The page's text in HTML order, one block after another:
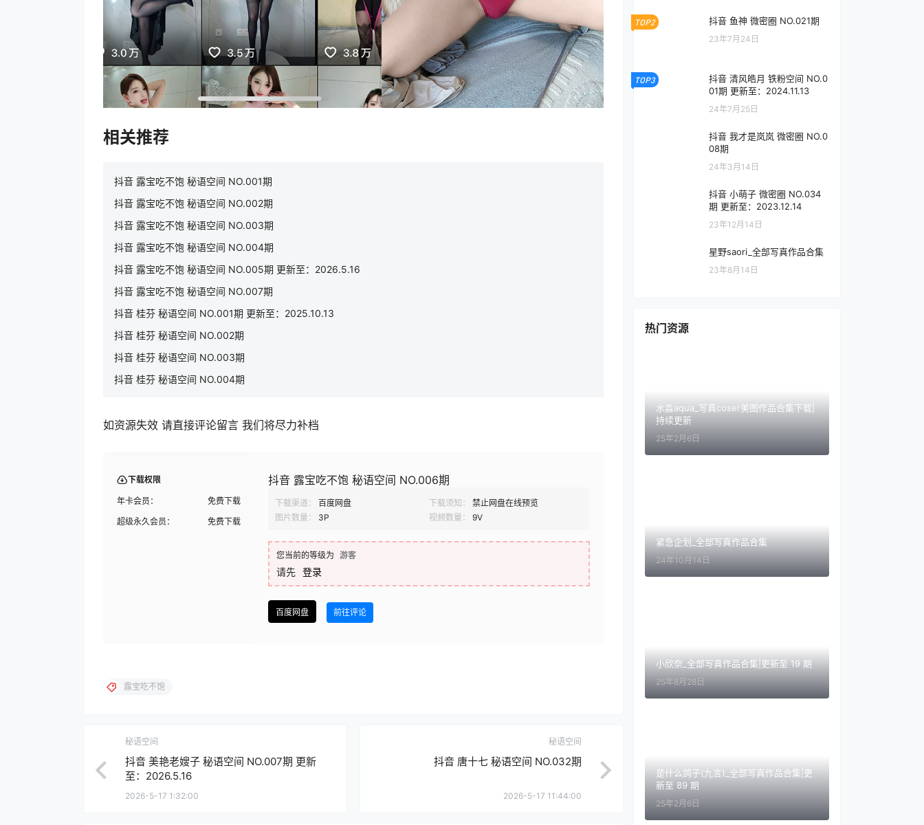
相关推荐
抖音 露宝吃不饱 秘语空间 NO.001期
抖音 露宝吃不饱 秘语空间 NO.002期
抖音 露宝吃不饱 秘语空间 NO.003期
抖音 露宝吃不饱 秘语空间 NO.004期
抖音 露宝吃不饱 秘语空间 NO.005期 更新至：2026.5.16
抖音 露宝吃不饱 秘语空间 NO.007期
抖音 桂芬 秘语空间 NO.001期 更新至：2025.10.13
抖音 桂芬 秘语空间 NO.002期
抖音 桂芬 秘语空间 NO.003期
抖音 桂芬 秘语空间 NO.004期
如资源失效 请直接评论留言 我们将尽力补档
下载权限
年卡会员：
免费下载
超级永久会员：
免费下载
抖音 露宝吃不饱 秘语空间 NO.006期
下载渠道： 百度网盘 下载须知：
禁止网盘在线预览
图片数量：
3P 视频数量： 9V
您当前的等级为 游客
请先 登录
百度网盘 前往评论
露宝吃不饱
秘语空间
抖音 美艳老嫂子 秘语空间 NO.007期 更新
至：2026.5.16
2026-5-17 1:32:00
秘语空间
抖音 唐十七 秘语空间 NO.032期
2026-5-17 11:44:00
TOP2 抖音 鱼神 微密圈 NO.021期
23年7月24日
TOP3
抖音 清风皓月 铁粉空间 NO.0
01期 更新至：2024.11.13
24年7月25日
抖音 我才是岚岚 微密圈 NO.0
08期
24年3月14日
抖音 小萌子 微密圈 NO.034
期 更新至：2023.12.14
23年12月14日
星野saori_全部写真作品合集
23年8月14日
热门资源
水淼aqua_写真coser美图作品合集下载|
持续更新
25年2月6日
紧急企划_全部写真作品合集
24年10月14日
小欣奈_全部写真作品合集|更新至 19 期
25年8月28日
是什么鸽子(九言)_全部写真作品合集|更
新至 89 期
25年2月6日